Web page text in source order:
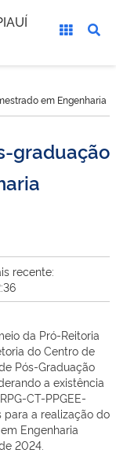
em Engenharia
graduação
recente:
da Pró-Reitoria
do Centro de
Pós-Graduação
a existência
CT-PPGEE-
para a realização do
Engenharia
2024.